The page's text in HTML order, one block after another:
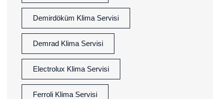
Demirdöküm Klima Servisi
Demrad Klima Servisi
Electrolux Klima Servisi
Ferroli Klima Servisi